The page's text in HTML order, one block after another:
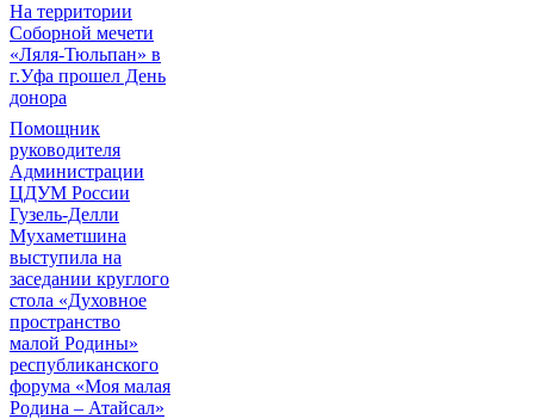
На территории
Соборной мечети
«Ляля-Тюльпан» в
г.Уфа прошел День
донора
Помощник
руководителя
Администрации
ЦДУМ России
Гузель-Делли
Мухаметшина
выступила на
заседании круглого
стола «Духовное
пространство
малой Родины»
республиканского
форума «Моя малая
Родина – Атайсал»